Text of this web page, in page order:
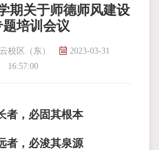
期关于师德师风建设
题培训会议
校区（东）
2023-03-31
16:57:00
者，必固其根本
者，必浚其泉源